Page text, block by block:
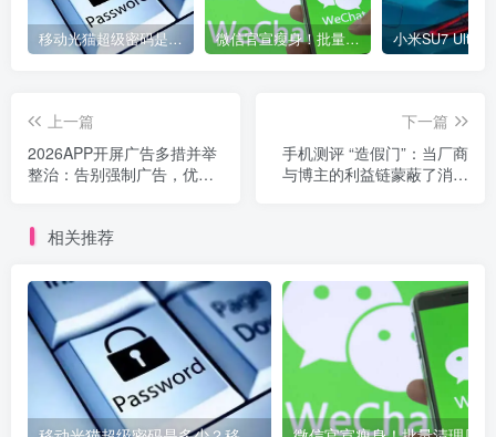
移动光猫超级密码是多少？移动光猫超级管理员后台账号与密码 微信官宣瘦身！批量清理原图新功能来了 安卓、iOS均可使用
上一篇
2026APP开屏广告多措并举
整治：告别强制广告，优化
下一篇
手机测评 “造假门”：当厂商
与博主的利益链蒙蔽了消费
相关推荐